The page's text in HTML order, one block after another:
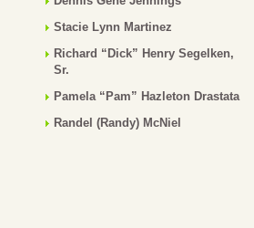
Stacie Lynn Martinez
Richard “Dick” Henry Segelken,
Sr.
Pamela “Pam” Hazleton Drastata
Randel (Randy) McNiel